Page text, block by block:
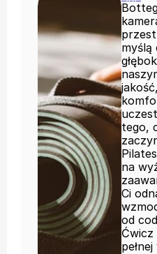
myślą
tego,
na
Ci
od
Ćwicz